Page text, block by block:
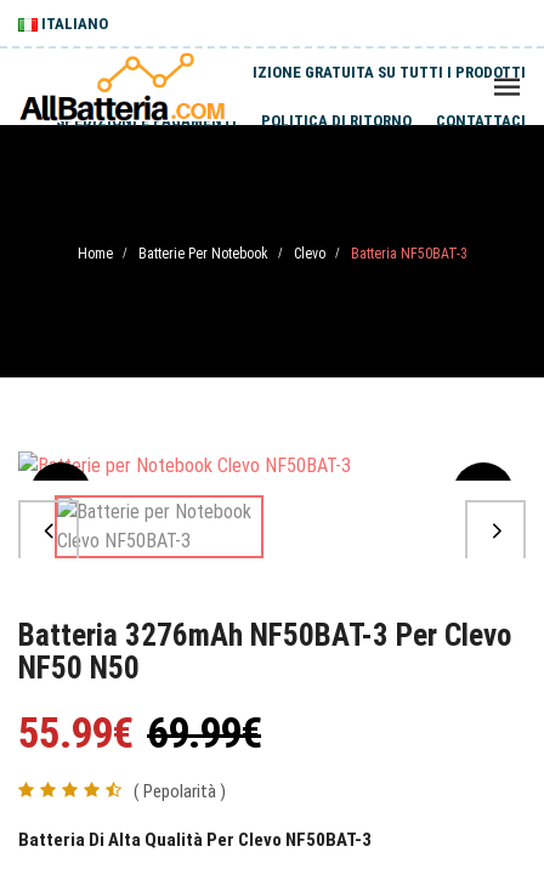
ITALIANO
SPEDIZIONE GRATUITA SU TUTTI I PRODOTTI
SPEDIZIONI E PAGAMENTI POLITICA DI RITORNO CONTATTACI
Home / Batterie Per Notebook / Clevo / Batteria NF50BAT-3
Sale
Batteria 3276mAh NF50BAT-3 Per Clevo
NF50 N50
55.99€ 69.99€
( Pepolarità )
Batteria Di Alta Qualità Per Clevo NF50BAT-3